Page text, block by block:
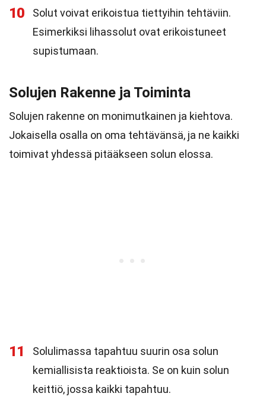
10
Solut voivat erikoistua tiettyihin tehtäviin.
Esimerkiksi lihassolut ovat erikoistuneet
supistumaan.
Solujen Rakenne ja Toiminta
Solujen rakenne on monimutkainen ja kiehtova.
Jokaisella osalla on oma tehtävänsä, ja ne kaikki
toimivat yhdessä pitääkseen solun elossa.
11
Solulimassa tapahtuu suurin osa solun
kemiallisista reaktioista. Se on kuin solun
keittiö, jossa kaikki tapahtuu.